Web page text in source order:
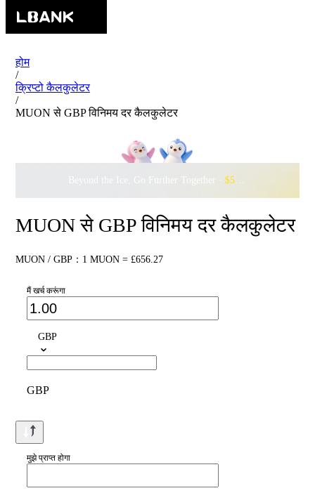
होम
/
क्रिप्टो कैलकुलेटर
/
MUON से GBP विनिमय दर कैलकुलेटर
Beyond the Ice, Go Further Together · $500,000
MUON से GBP विनिमय दर कैलकुलेटर
MUON / GBP：1 MUON = £656.27
मैं खर्च करूंगा
GBP
GBP
मुझे प्राप्त होगा